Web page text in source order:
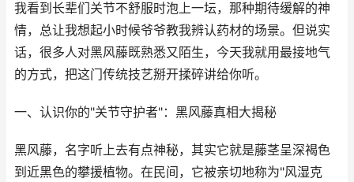
我看到长辈们关节不舒服时泡上一坛，那种期待缓解的神
情，总让我想起小时候爷爷教我辨认药材的场景。但说实
话，很多人对黑风藤既熟悉又陌生，今天我就用最接地气
的方式，把这门传统技艺掰开揉碎讲给你听。
一、认识你的"关节守护者"：黑风藤真相大揭秘
黑风藤，名字听上去有点神秘，其实它就是藤茎呈深褐色
到近黑色的攀援植物。在民间，它被亲切地称为"风湿克